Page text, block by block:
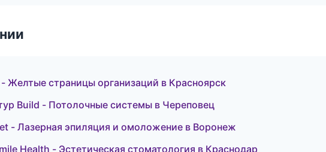
Желтые страницы организаций в Красноярск
Build - Потолочные системы в Череповец
- Лазерная эпиляция и омоложение в Воронеж
Health - Эстетическая стоматология в Краснодар